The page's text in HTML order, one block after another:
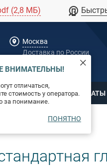
(2,8 МБ)
Москва
Доставка по России
СЕРТИФИКАТЫ
ВНИМАТЕЛЬНЫ!
отличаться,
стоимость у оператора.
за понимание.
ПОНЯТНО